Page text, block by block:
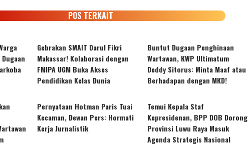
POS TERKAIT
Gebrakan SMAIT Darul Fikri
Makassar! Kolaborasi dengan
FMIPA UGM Buka Akses
Pendidikan Kelas Dunia
Buntut Dugaan Penghinaan
Wartawan, KWP Ultimatum
Deddy Sitorus: Minta Maaf atau
Berhadapan dengan MKD!
Pernyataan Hotman Paris Tuai
Kecaman, Dewan Pers: Hormati
Kerja Jurnalistik
Temui Kepala Staf
Kepresidenan, BPP DOB Dorong
Provinsi Luwu Raya Masuk
Agenda Strategis Nasional